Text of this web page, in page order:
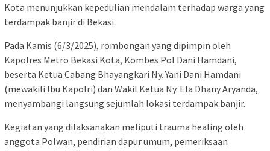
Kota menunjukkan kepedulian mendalam terhadap warga yang
terdampak banjir di Bekasi.
Pada Kamis (6/3/2025), rombongan yang dipimpin oleh
Kapolres Metro Bekasi Kota, Kombes Pol Dani Hamdani,
beserta Ketua Cabang Bhayangkari Ny. Yani Dani Hamdani
(mewakili Ibu Kapolri) dan Wakil Ketua Ny. Ela Dhany Aryanda,
menyambangi langsung sejumlah lokasi terdampak banjir.
Kegiatan yang dilaksanakan meliputi trauma healing oleh
anggota Polwan, pendirian dapur umum, pemeriksaan